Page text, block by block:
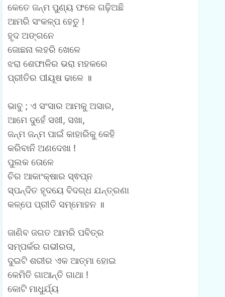
କେତେ ଜନ୍ମ ପୁଣ୍ୟ ଫଳେ ଗଢ଼ିଅଛି
ଆମରି ସଂକଳ୍ପ ହେତୁ !
ହୃଦ ଅଙ୍ଗନେ
ଜୋଛନା ଲହରି ଖେଳେ
ଝରା ଶେଫାଳିର ଭରା ମହକରେ
ପ୍ରୀତିର ପୀୟୂଷ ଢାଳେ ॥
ଭାବୁ ; ଏ ସଂସାର ଆମକୁ ଅସାର,
ଆମେ ଦୁହେଁ ସଖୀ, ସଖା,
ଜନ୍ମ ଜନ୍ମ ପାଇଁ କାହାରିକୁ କେହି
କରିବାନି ଅଣଦେଖା !
ପୁଲକ ତୋଳେ
ଚିର ଆକାଂକ୍ଷାର ସ୍ଵପ୍ନ
ସ୍ପନ୍ଦିତ ହୃଦୟେ ବିଦଗ୍ଧ ଯନ୍ତ୍ରଣା
କଳ୍ପେ ପ୍ରୀତି ସମ୍ମୋହନ ॥
ଜାଣିବ ଜଗତ ଆମରି ପବିତ୍ର
ସମ୍ପର୍କର ଗଭୀରତା,
ଦୁଇଟି ଶରୀର ଏକ ଆତ୍ମା ହୋଇ
କେମିତି ଗାଆନ୍ତି ଗାଥା !
କୋଟି ମାଧୁର୍ଯ୍ୟ